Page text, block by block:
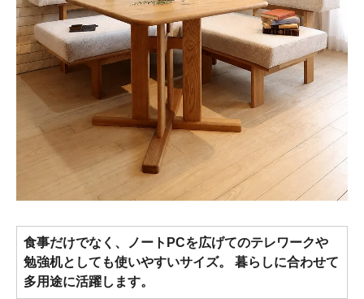
食事だけでなく、ノートPCを広げてのテレワークや
勉強机としても使いやすいサイズ。 暮らしに合わせて
多用途に活躍します。